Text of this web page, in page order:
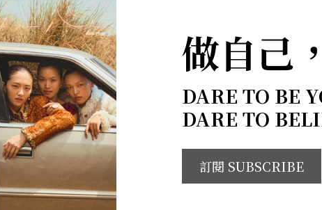
做自己
DARE TO BE
DARE TO
訂閱 SUBSCRIBE